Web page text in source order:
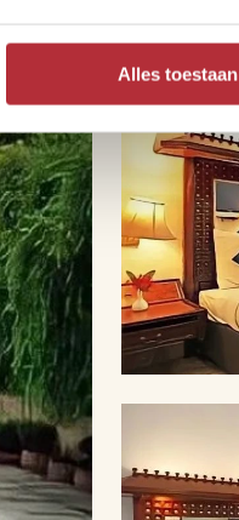
Alles toestaan